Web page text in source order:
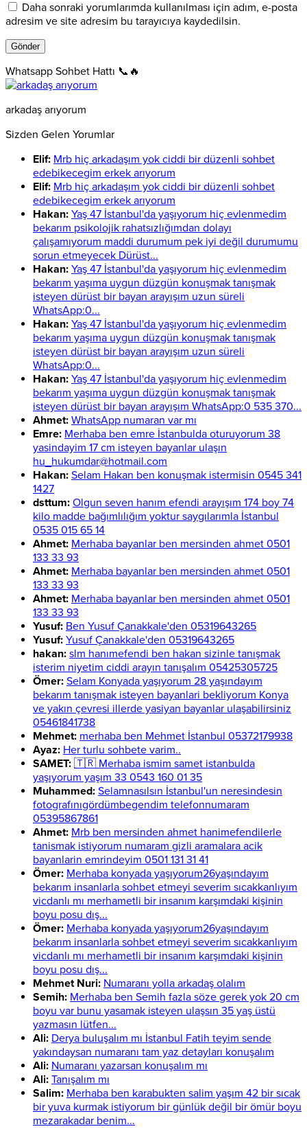
Daha sonraki yorumlarımda kullanılması için adım, e-posta
adresim ve site adresim bu tarayıcıya kaydedilsin.
Whatsapp Sohbet Hattı 📞🔥
arkadaş arıyorum
Sizden Gelen Yorumlar
Elif: Mrb hiç arkadaşım yok ciddi bir düzenli sohbet
edebikecegim erkek arıyorum
Elif: Mrb hiç arkadaşım yok ciddi bir düzenli sohbet
edebikecegim erkek arıyorum
Hakan: Yaş 47 İstanbul'da yaşıyorum hiç evlenmedim
bekarım psikolojik rahatsızlığımdan dolayı
çalışamıyorum maddi durumum pek iyi değil durumumu
sorun etmeyecek Dürüst...
Hakan: Yaş 47 İstanbul'da yaşıyorum hiç evlenmedim
bekarım yaşıma uygun düzgün konuşmak tanışmak
isteyen dürüst bir bayan arayışım uzun süreli
WhatsApp:0...
Hakan: Yaş 47 İstanbul'da yaşıyorum hiç evlenmedim
bekarım yaşıma uygun düzgün konuşmak tanışmak
isteyen dürüst bir bayan arayışım uzun süreli
WhatsApp:0...
Hakan: Yaş 47 İstanbul'da yaşıyorum hiç evlenmedim
bekarım yaşıma uygun düzgün konuşmak tanışmak
isteyen dürüst bir bayan arayışım WhatsApp:0 535 370...
Ahmet: WhatsApp numaran var mı
Emre: Merhaba ben emre İstanbulda oturuyorum 38
yasindayim 17 cm isteyen bayanlar ulaşın
hu_hukumdar@hotmail.com
Hakan: Selam Hakan ben konuşmak istermisin 0545 341
1427
dsttum: Olgun seven hanım efendi arayışım 174 boy 74
kilo madde bağımlılığım yoktur saygılarımla İstanbul
0535 015 65 14
Ahmet: Merhaba bayanlar ben mersinden ahmet 0501
133 33 93
Ahmet: Merhaba bayanlar ben mersinden ahmet 0501
133 33 93
Ahmet: Merhaba bayanlar ben mersinden ahmet 0501
133 33 93
Yusuf: Ben Yusuf Çanakkale'den 05319643265
Yusuf: Yusuf Çanakkale'den 05319643265
hakan: slm hanımefendi ben hakan sizinle tanışmak
isterim niyetim ciddi arayın tanışalım 05425305725
Ömer: Selam Konyada yaşıyorum 28 yaşındayım
bekarım tanışmak isteyen bayanlari bekliyorum Konya
ve yakın çevresi illerde yasiyan bayanlar ulaşabilirsiniz
05461841738
Mehmet: merhaba ben Mehmet İstanbul 05372179938
Ayaz: Her turlu sohbete varim..
SAMET: 🇹🇷 Merhaba ismim samet istanbulda
yaşıyorum yaşım 33 0543 160 01 35
Muhammed: Selamnasılsın İstanbul'un neresindesin
fotografınıgördümbegendim telefonnumaram
05395867861
Ahmet: Mrb ben mersinden ahmet hanimefendilerle
tanismak istiyorum numaram gizli aramalara acik
bayanlarin emrindeyim 0501 131 31 41
Ömer: Merhaba konyada yaşıyorum26yaşındayım
bekarım insanlarla sohbet etmeyi severim sıcakkanlıyım
vicdanlı mı merhametli bir insanım karşımdaki kişinin
boyu posu dış...
Ömer: Merhaba konyada yaşıyorum26yaşındayım
bekarım insanlarla sohbet etmeyi severim sıcakkanlıyım
vicdanlı mı merhametli bir insanım karşımdaki kişinin
boyu posu dış...
Mehmet Nuri: Numaranı yolla arkadaş olalım
Semih: Merhaba ben Semih fazla söze gerek yok 20 cm
boyu var bunu yasamak isteyen ulaşsın 35 yaş üstü
yazmasın lütfen...
Ali: Derya buluşalım mı İstanbul Fatih teyim sende
yakındaysan numaranı tam yaz detayları konuşalım
Ali: Numaranı yazarsan konuşalım mı
Ali: Tanışalım mı
Salim: Merhaba ben karabukten salim yaşım 42 bir sıcak
bir yuva kurmak istiyorum bir günlük değil bir ömür boyu
mezarakadar benim...